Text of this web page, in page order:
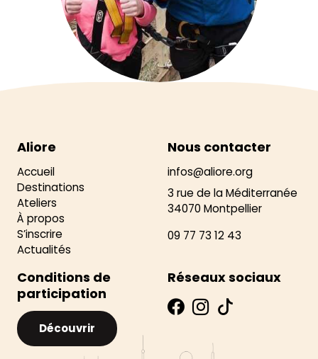
Aliore
Accueil
Destinations
Ateliers
À propos
S’inscrire
Actualités
Nous contacter
infos@aliore.org
3 rue de la Méditerranée
34070 Montpellier
09 77 73 12 43
Conditions de
participation
Découvrir
Réseaux sociaux